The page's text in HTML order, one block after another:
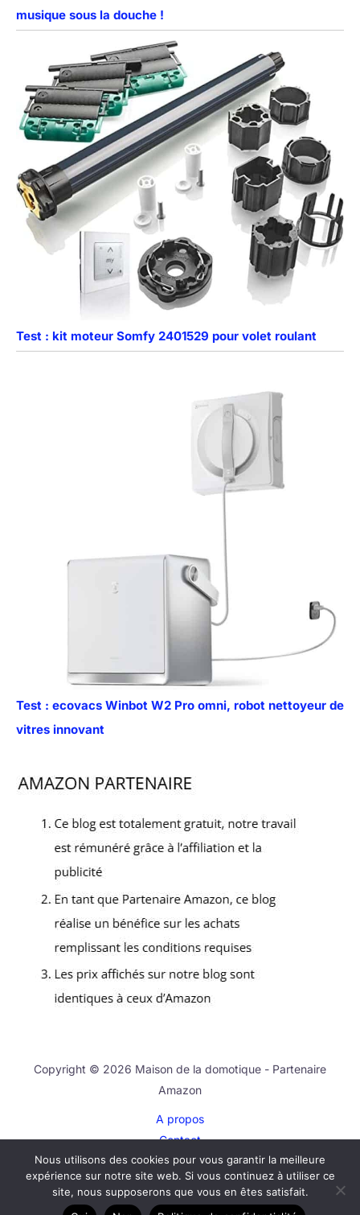
musique sous la douche !
Test : kit moteur Somfy 2401529 pour volet roulant
Test : ecovacs Winbot W2 Pro omni, robot nettoyeur de
vitres innovant
Copyright © 2026 Maison de la domotique - Partenaire
Amazon
A propos
Contact
Plan du site
Mentions légales
Politique de confidentialité
Nous utilisons des cookies pour vous garantir la meilleure
expérience sur notre site web. Si vous continuez à utiliser ce
site, nous supposerons que vous en êtes satisfait.